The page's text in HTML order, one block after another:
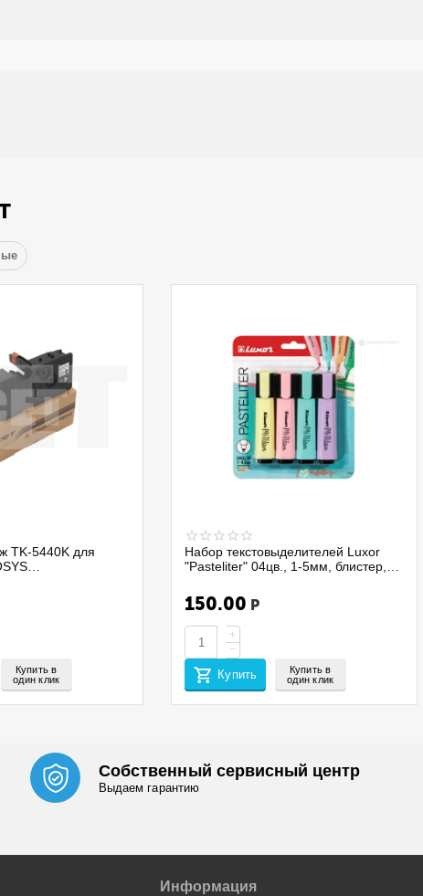
TK-5440K для
Black,
2800 стр.,
Купить в
один клик
Набор текстовыделителей Luxor
"Pasteliter" 04цв., 1-5мм, блистер,
150.00 Р
+
−
Купить
Купить в
один клик
Собственный сервисный центр
Выдаем гарантию
Информация